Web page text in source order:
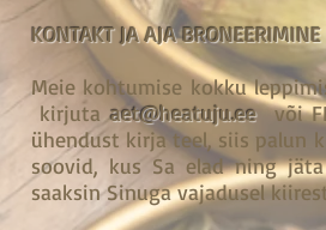
KONTAKT JA AJA BRONEERIMINE
Meie kohtumise kokku
kirjutaaet@heatuju.eevõi FB
ühendust kirja teel, siis palun
soovid, kus Sa elad ning
saaksin Sinuga vajadusel